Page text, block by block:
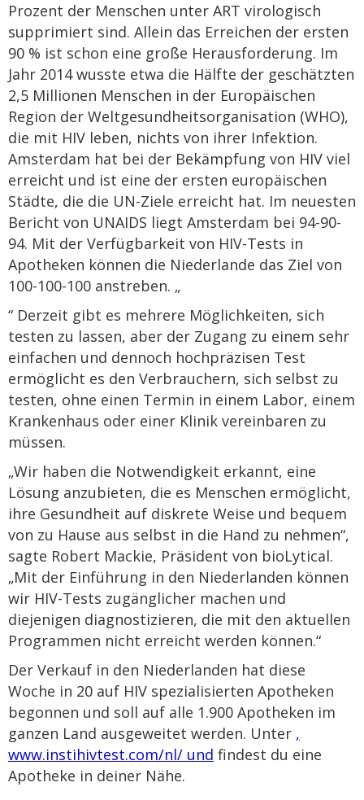
Prozent der Menschen unter ART virologisch
supprimiert sind. Allein das Erreichen der ersten
90 % ist schon eine große Herausforderung. Im
Jahr 2014 wusste etwa die Hälfte der geschätzten
2,5 Millionen Menschen in der Europäischen
Region der Weltgesundheitsorganisation (WHO),
die mit HIV leben, nichts von ihrer Infektion.
Amsterdam hat bei der Bekämpfung von HIV viel
erreicht und ist eine der ersten europäischen
Städte, die die UN-Ziele erreicht hat. Im neuesten
Bericht von UNAIDS liegt Amsterdam bei 94-90-
94. Mit der Verfügbarkeit von HIV-Tests in
Apotheken können die Niederlande das Ziel von
100-100-100 anstreben. „
“ Derzeit gibt es mehrere Möglichkeiten, sich
testen zu lassen, aber der Zugang zu einem sehr
einfachen und dennoch hochpräzisen Test
ermöglicht es den Verbrauchern, sich selbst zu
testen, ohne einen Termin in einem Labor, einem
Krankenhaus oder einer Klinik vereinbaren zu
müssen.
„Wir haben die Notwendigkeit erkannt, eine
Lösung anzubieten, die es Menschen ermöglicht,
ihre Gesundheit auf diskrete Weise und bequem
von zu Hause aus selbst in die Hand zu nehmen“,
sagte Robert Mackie, Präsident von bioLytical.
„Mit der Einführung in den Niederlanden können
wir HIV-Tests zugänglicher machen und
diejenigen diagnostizieren, die mit den aktuellen
Programmen nicht erreicht werden können.“
Der Verkauf in den Niederlanden hat diese
Woche in 20 auf HIV spezialisierten Apotheken
begonnen und soll auf alle 1.900 Apotheken im
ganzen Land ausgeweitet werden. Unter ,
www.instihivtest.com/nl/ und findest du eine
Apotheke in deiner Nähe.